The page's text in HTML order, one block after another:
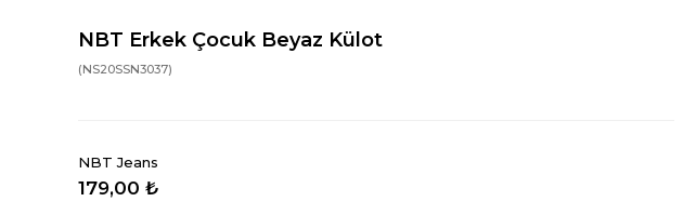
NBT Erkek Çocuk Beyaz Külot
(NS20SSN3037)
NBT Jeans
179,00 ₺